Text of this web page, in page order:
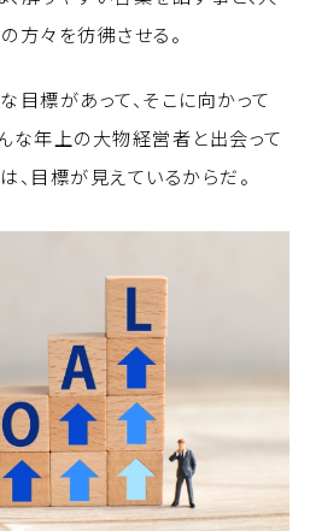
方々を彷彿させる。
目標があって、そこに向かって
な年上の大物経営者と出会って
、目標が見えているからだ。